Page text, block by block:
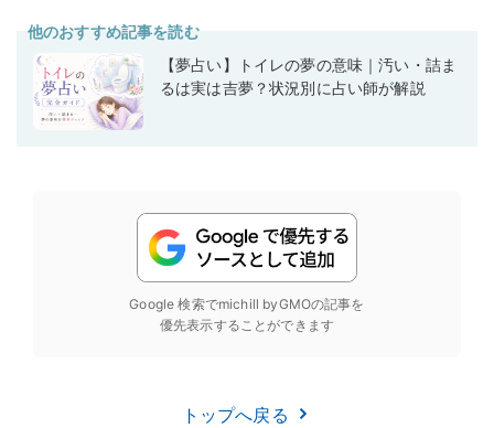
他のおすすめ記事を読む
【夢占い】トイレの夢の意味｜汚い・詰ま
るは実は吉夢？状況別に占い師が解説
Google 検索でmichill byGMOの記事を
優先表示することができます
トップへ戻る